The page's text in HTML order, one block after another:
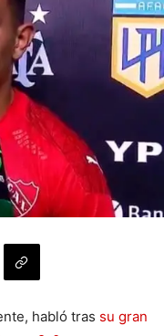
habló tras su gran